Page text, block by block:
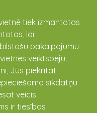
tiek izmantotas
lai
pakalpojumu
veiktspēju.
Jūs piekrītat
sīkdatņu
veicis
ir tiesības